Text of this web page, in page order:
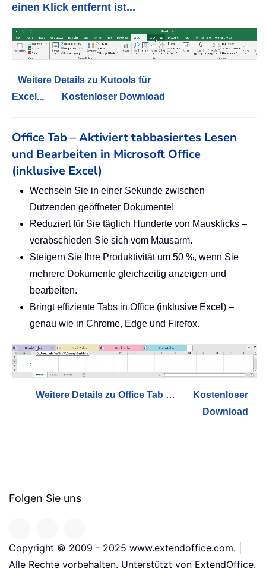
einen Klick entfernt ist...
Weitere Details zu Kutools für
Excel...
Kostenloser Download
Office Tab – Aktiviert tabbasiertes Lesen
und Bearbeiten in Microsoft Office
(inklusive Excel)
Wechseln Sie in einer Sekunde zwischen
Dutzenden geöffneter Dokumente!
Reduziert für Sie täglich Hunderte von Mausklicks –
verabschieden Sie sich vom Mausarm.
Steigern Sie Ihre Produktivität um 50 %, wenn Sie
mehrere Dokumente gleichzeitig anzeigen und
bearbeiten.
Bringt effiziente Tabs in Office (inklusive Excel) –
genau wie in Chrome, Edge und Firefox.
Weitere Details zu Office Tab …
Kostenloser
Download
Folgen Sie uns
Copyright © 2009 - 2025 www.extendoffice.com. |
Alle Rechte vorbehalten. Unterstützt von ExtendOffice.